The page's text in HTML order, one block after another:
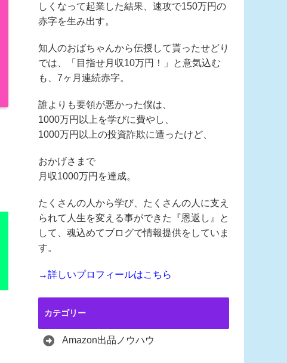
しくなって起業した結果、速攻で150万円の
赤字を生み出す。
知人のおばちゃんから伝授して貰ったせどり
では、「目指せ月収10万円！」と意気込む
も、7ヶ月連続赤字。
誰よりも要領が悪かった僕は、
1000万円以上を学びに費やし、
1000万円以上の投資詐欺に遭ったけど、
おかげさまで
月収1000万円を達成。
たくさんの人から学び、たくさんの人に支え
られて人生を変える事ができた『恩返し』と
して、魂込めてブログで情報提供をしていま
す。
→詳しいプロフィールはこちら
カテゴリー
Amazon出品ノウハウ